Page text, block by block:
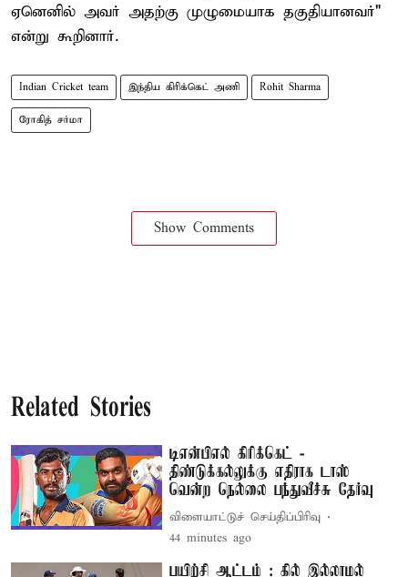
ஏனெனில் அவர் அதற்கு முழுமையாக தகுதியானவர்"
என்று கூறினார்.
Indian Cricket team இந்திய கிரிக்கெட் அணி Rohit Sharma
ரோகித் சர்மா
Show Comments
Related Stories
டிஎன்பிஎல் கிரிக்கெட் -
திண்டுக்கல்லுக்கு எதிராக டாஸ்
வென்ற நெல்லை பந்துவீச்சு தேர்வு
விளையாட்டுச் செய்திப்பிரிவு
44 minutes ago
பயிற்சி ஆட்டம் : கில் இல்லாமல்